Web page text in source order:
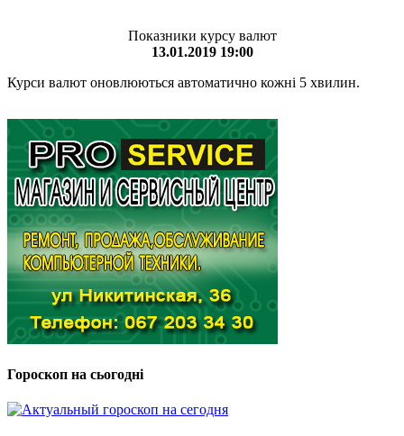
Показники курсу валют
13.01.2019 19:00
Курси валют оновлюються автоматично кожні 5 хвилин.
Гороскоп на сьогодні